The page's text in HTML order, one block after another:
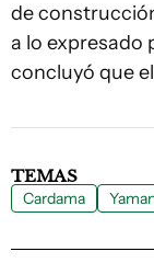
de
a lo expresado
concluyó que
TEMAS
Cardama